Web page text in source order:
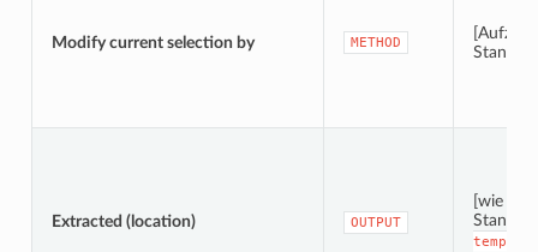
Modify current selection by METHOD
Extracted (location) OUTPUT
[wie